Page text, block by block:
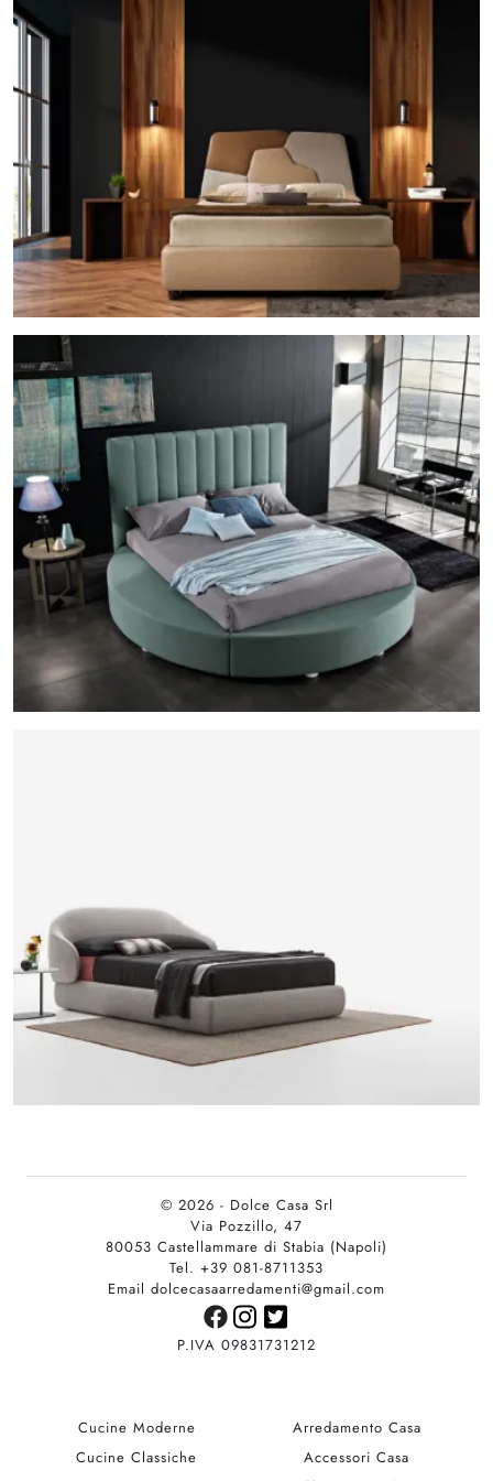
© 2026 - Dolce Casa Srl
Via Pozzillo, 47
80053 Castellammare di Stabia (Napoli)
Tel. +39 081-8711353
Email dolcecasaarredamenti@gmail.com
P.IVA 09831731212
Cucine Moderne
Cucine Classiche
Arredamento Casa
Accessori Casa